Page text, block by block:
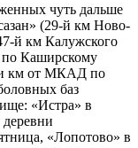
чуть дальше
(29-й км Ново-
й км Калужского
Каширскому
км от МКАД по
баз
«Истра» в
«Лопотово» в